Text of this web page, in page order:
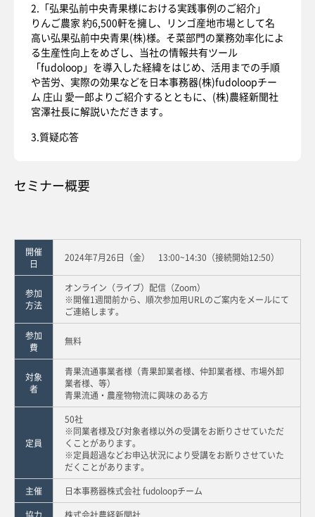
2.「弘果弘前中央青果様における実践事例のご紹介」
りんご農家 約6,500軒を擁し、リンゴ産地市場として名
高い弘果弘前中央青果(株)様。そ菜部門の業務効率化によ
る生産性向上をめざし、当社の情報共有ツール
「fudoloop」を導入した経緯をはじめ、活用までの手順
や苦労、実際の効果などを日本事務器(株)fudoloopチー
ム 庄山 愛一郎よりご紹介するとともに、(株)農経新聞社
宮澤社長に解説いただきます。
3.質疑応答
セミナー概要
開催
日
2024年7月26日（金） 13:00~14:30（接続開始12:50）
参加
方法
オンライン（ライブ）配信（Zoom）
※開催1週間前から、順次参加用URLのご案内をメールにて
ご連絡します。
参加
費
無料
対象
者
青果流通事業者様（青果卸業者様、仲卸業者様、市場外卸
業者様、等）
青果流通・農産物物流に興味のある方
定員
50社
※同業者様及び対象者様以外の受講をお断りさせていただ
くことがあります。
※定員超過などお申込状況により受講をお断りさせていた
だくことがあります。
主催
日本事務器株式会社 fudoloopチーム
協力
株式会社農経新聞社